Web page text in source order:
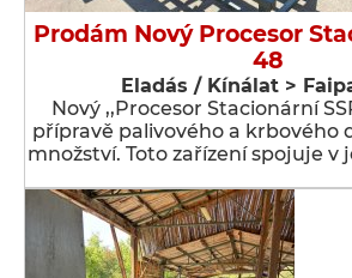
Prodám Nový Procesor
48
Eladás / Kínálat >
Nový ,,Procesor Stacionární
přípravě palivového a krbového
množství. Toto zařízení spojuje v